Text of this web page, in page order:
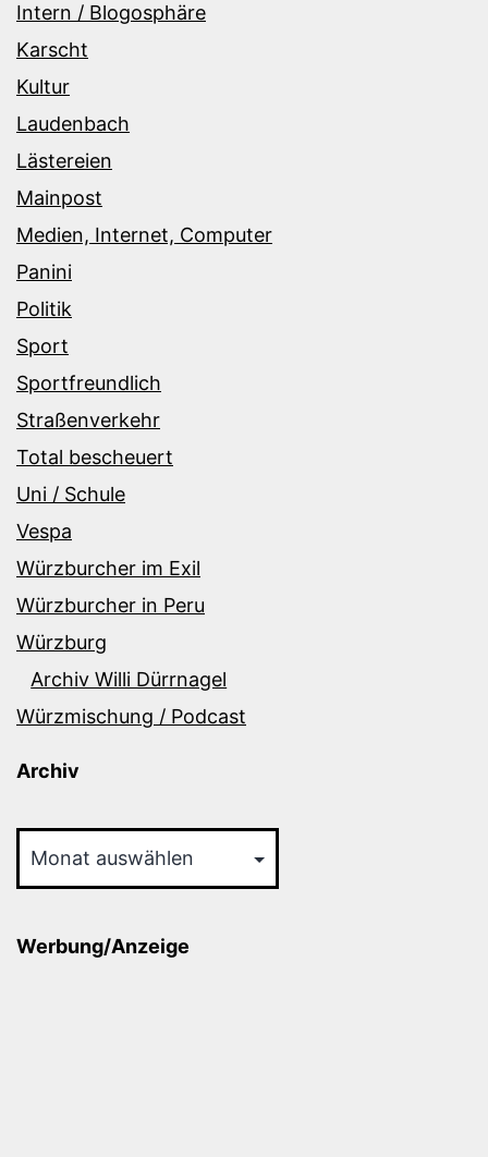
Intern / Blogosphäre
Karscht
Kultur
Laudenbach
Lästereien
Mainpost
Medien, Internet, Computer
Panini
Politik
Sport
Sportfreundlich
Straßenverkehr
Total bescheuert
Uni / Schule
Vespa
Würzburcher im Exil
Würzburcher in Peru
Würzburg
Archiv Willi Dürrnagel
Würzmischung / Podcast
Archiv
Werbung/Anzeige